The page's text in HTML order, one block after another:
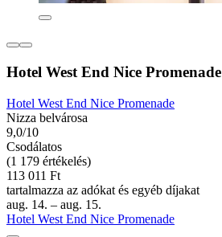
Hotel West End Nice Promenade
Hotel West End Nice Promenade
Nizza belvárosa
9,0/10
Csodálatos
(1 179 értékelés)
113 011 Ft
tartalmazza az adókat és egyéb díjakat
aug. 14. – aug. 15.
Hotel West End Nice Promenade